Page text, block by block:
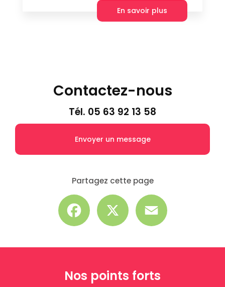
En savoir plus
Contactez-nous
Tél. 05 63 92 13 58
Envoyer un message
Partagez cette page
Facebook
Nos points forts